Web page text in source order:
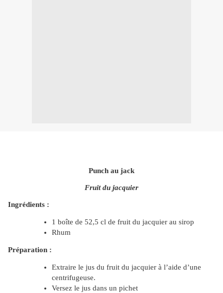
Punch au jack
Fruit du jacquier
Ingrédients :
1 boîte de 52,5 cl de fruit du jacquier au sirop
Rhum
Préparation :
Extraire le jus du fruit du jacquier à l’aide d’une
centrifugeuse.
Versez le jus dans un pichet